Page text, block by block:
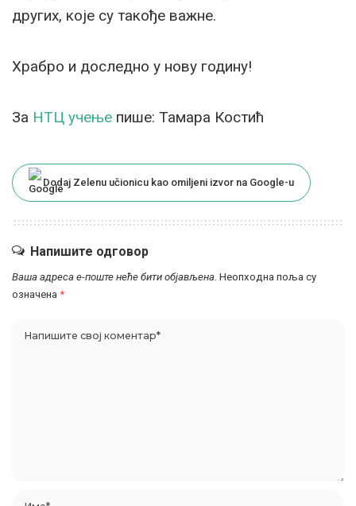
других, које су такође важне.
Храбро и доследно у нову годину!
За НТЦ учење пише: Тамара Костић
Dodaj Zelenu učionicu kao omiljeni izvor na Google-u
Напишите одговор
Ваша адреса е-поште неће бити објављена. Неопходна поља су
означена *